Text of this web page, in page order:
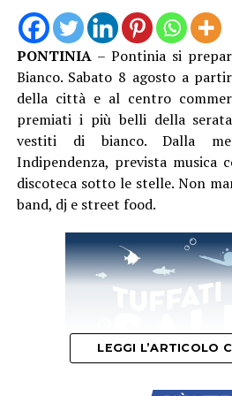
Il giorno dopo, sabato 8
sposterà a Sermoneta nella
Nel 2018 si è diplomata con il
presso il Conservatorio di
PONTINIA– Pontinia si
Bianco. Sabato 8 agosto a
della città e al centro
premiati i più belli della
vestiti di bianco. Dalla
Indipendenza, prevista musica
discoteca sotto le stelle. Non
band, dj e street food.
LEGGI L’ARTICOLO